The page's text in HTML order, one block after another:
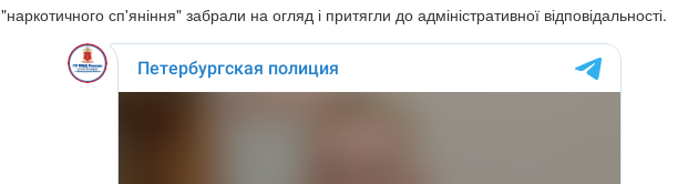
"наркотичного сп'яніння" забрали на огляд і притягли до адміністративної відповідальності.